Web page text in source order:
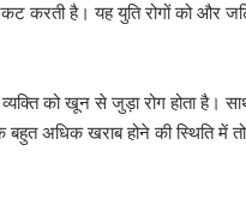
करती है। यह युति रोगों को और
को खून से जुड़ा रोग होता है।
अधिक खराब होने की स्‍थिति में तो